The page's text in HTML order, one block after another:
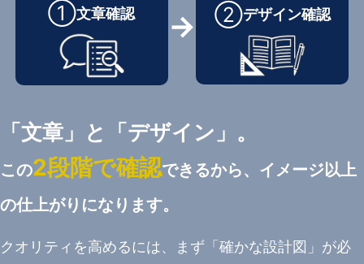
①文章確認 → ②デザイン確認
「文章」と「デザイン」。
この2段階で確認できるから、イメージ以上
の仕上がりになります。
クオリティを高めるには、まず「確かな設計図」が必